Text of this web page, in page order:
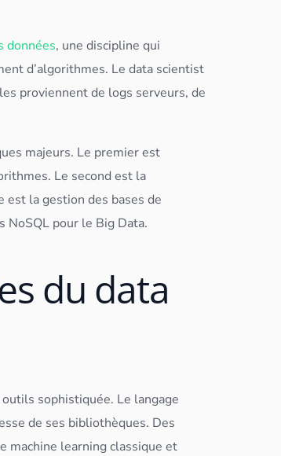
données, une discipline qui
d’algorithmes. Ledata scientist
proviennent de logs serveurs, de
majeurs. Le premier est
s. Le second est la
est la gestion des bases de
NoSQL pour le Big Data.
du data
outils sophistiquée. Le langage
de ses bibliothèques. Des
machine learning classique et